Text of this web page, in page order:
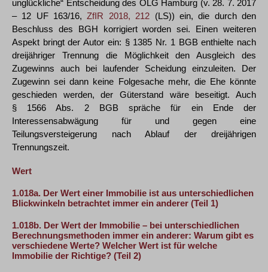
unglückliche“ Entscheidung des OLG Hamburg (v. 28. 7. 2017
– 12 UF 163/16,ZfIR 2018, 212 (LS)) ein, die durch den
Beschluss des BGH korrigiert worden sei. Einen weiteren
Aspekt bringt der Autor ein: § 1385 Nr. 1 BGB enthielte nach
dreijähriger Trennung die Möglichkeit den Ausgleich des
Zugewinns auch bei laufender Scheidung einzuleiten. Der
Zugewinn sei dann keine Folgesache mehr, die Ehe könnte
geschieden werden, der Güterstand wäre beseitigt. Auch
§ 1566 Abs. 2 BGB spräche für ein Ende der
Interessensabwägung für und gegen eine
Teilungsversteigerung nach Ablauf der dreijährigen
Trennungszeit.
Wert
1.018a. Der Wert einer Immobilie ist aus unterschiedlichen
Blickwinkeln betrachtet immer ein anderer (Teil 1)
1.018b. Der Wert der Immobilie – bei unterschiedlichen
Berechnungsmethoden immer ein anderer: Warum gibt es
verschiedene Werte? Welcher Wert ist für welche
Immobilie der Richtige? (Teil 2)